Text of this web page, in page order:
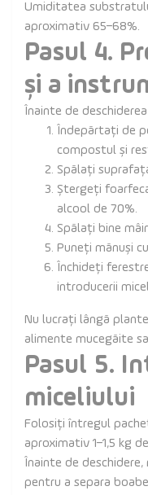
Umiditatea
aproximativ 65–68%.
Pasul 4.
și a
Înainte de
Îndepărtați de
compostul și
Spălați
Ștergeți
alcool de 70%.
Spălați bine
Puneți mănuși
Închideți
introducerii
Nu lucrați lângă
alimente mucegăite
Pasul 5.
miceliului
Folosiți întregul
aproximativ 1–1,5 kg
Înainte de
pentru a separa